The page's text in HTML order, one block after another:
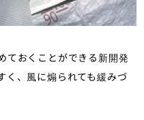
ておくことができる新開発
く、風に煽られても緩みづ